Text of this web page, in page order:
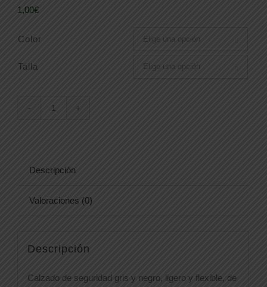
1,00€
Color
Talla
cantidad
Descripción
Valoraciones (0)
Descripción
Calzado de seguridad gris y negro, ligero y flexible, de